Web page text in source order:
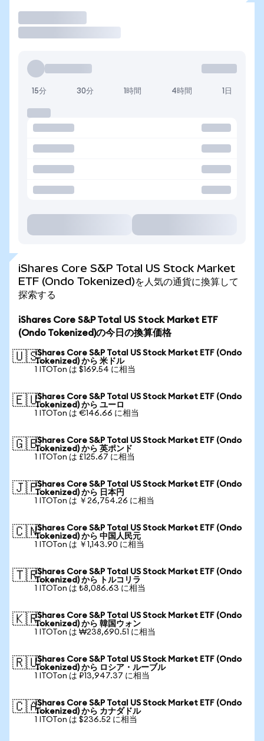
15分 30分 1時間 4時間 1日
iShares Core S&P Total US Stock Market
ETF (Ondo Tokenized)を人気の通貨に換算して
探索する
iShares Core S&P Total US Stock Market ETF
(Ondo Tokenized)の今日の換算価格
🇺🇸iShares Core S&P Total US Stock Market ETF (Ondo
Tokenized) から 米ドル
1 ITOTon は $169.54 に相当
🇪🇺iShares Core S&P Total US Stock Market ETF (Ondo
Tokenized) から ユーロ
1 ITOTon は €146.66 に相当
🇬🇧iShares Core S&P Total US Stock Market ETF (Ondo
Tokenized) から 英ポンド
1 ITOTon は £125.67 に相当
🇯🇵iShares Core S&P Total US Stock Market ETF (Ondo
Tokenized) から 日本円
1 ITOTon は ￥26,754.26 に相当
🇨🇳iShares Core S&P Total US Stock Market ETF (Ondo
Tokenized) から 中国人民元
1 ITOTon は ￥1,143.90 に相当
🇹🇷iShares Core S&P Total US Stock Market ETF (Ondo
Tokenized) から トルコリラ
1 ITOTon は ₺8,086.63 に相当
🇰🇷iShares Core S&P Total US Stock Market ETF (Ondo
Tokenized) から 韓国ウォン
1 ITOTon は ₩238,690.51 に相当
🇷🇺iShares Core S&P Total US Stock Market ETF (Ondo
Tokenized) から ロシア・ルーブル
1 ITOTon は ₽13,947.37 に相当
🇨🇦iShares Core S&P Total US Stock Market ETF (Ondo
Tokenized) から カナダドル
1 ITOTon は $236.52 に相当